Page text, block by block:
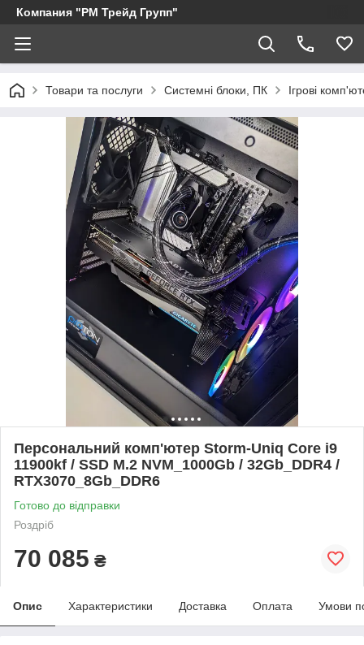
Компания "РМ Трейд Групп"
Товари та послуги Системні блоки, ПК Ігрові
Персональний комп'ютер Storm-Uniq Core i9
11900kf / SSD M.2 NVM_1000Gb / 32Gb_DDR4 /
RTX3070_8Gb_DDR6
Готово до відправки
Роздріб
70 085 ₴
Опис Характеристики Доставка Оплата Умови